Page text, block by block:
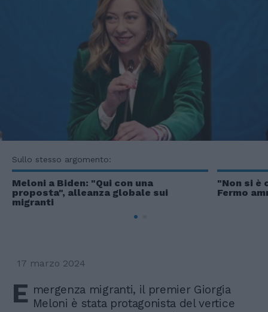
Sullo stesso argomento:
Meloni a Biden: "Qui con una
proposta", alleanza globale sui
migranti
"Non si è
Fermo
17 marzo 2024
E mergenza migranti, il premier Giorgia
Meloni è stata protagonista del vertice